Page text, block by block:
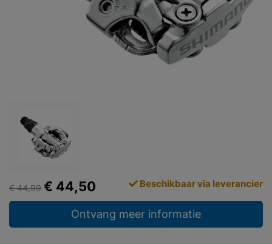
€ 44,99 € 44,50 Beschikbaar via leverancier
Ontvang meer informatie